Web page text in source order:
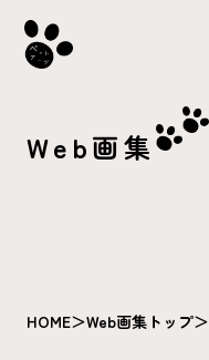
HOME＞Web画集トップ＞
Web画集